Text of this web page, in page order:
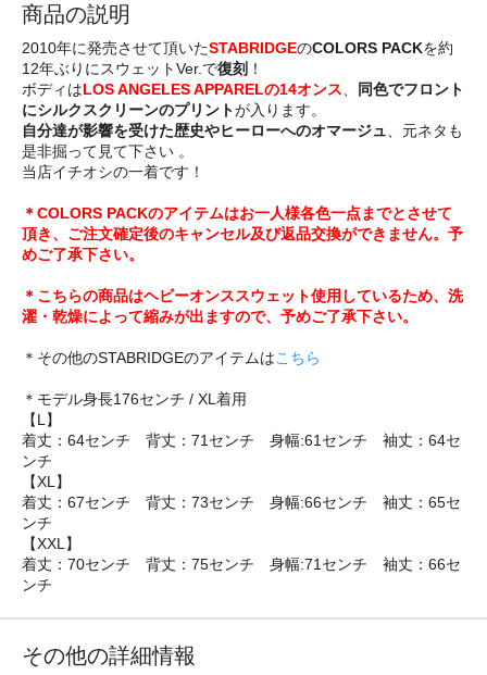
商品の説明
2010年に発売させて頂いたSTABRIDGEのCOLORS PACKを約
12年ぶりにスウェットVer.で復刻 ！
ボディはLOS ANGELES APPARELの14オンス
同色でフロント
にシルクスクリーンのプリントが入ります。
自分達が影響を受けた歴史やヒーローへのオマージュ
、元ネタも
是非掘って見て下さい 。
当店イチオシの一着です！
＊COLORS PACKのアイテムはお一人様各色一点までとさせて
頂き、ご注文確定後のキャンセル及び返品交換ができません。予
めご了承下さい。
＊こちらの商品はヘビーオンススウェット使用しているため、洗
濯・乾燥によって縮みが出ますので、予めご了承下さい。
＊その他のSTABRIDGEのアイテムはこちら
＊モデル身長176センチ / XL着用
【L】
着丈：64センチ 背丈：71センチ 身幅:61センチ 袖丈：64セ
ンチ
【XL】
着丈：67センチ 背丈：73センチ 身幅:66センチ 袖丈：65セ
ンチ
【XXL】
着丈：70センチ 背丈：75センチ 身幅:71センチ 袖丈：66セ
ンチ
その他の詳細情報